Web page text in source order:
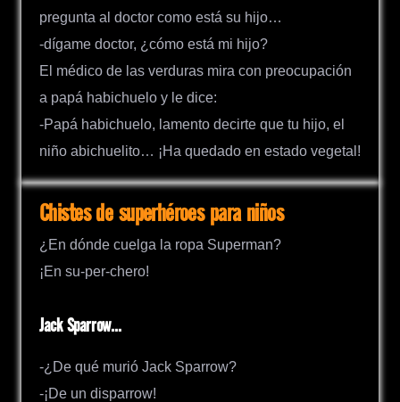
pregunta al doctor como está su hijo…
-dígame doctor, ¿cómo está mi hijo?
El médico de las verduras mira con preocupación
a papá habichuelo y le dice:
-Papá habichuelo, lamento decirte que tu hijo, el
niño abichuelito… ¡Ha quedado en estado vegetal!
Chistes de superhéroes para niños
¿En dónde cuelga la ropa Superman?
¡En su-per-chero!
Jack Sparrow…
-¿De qué murió Jack Sparrow?
-¡De un disparrow!